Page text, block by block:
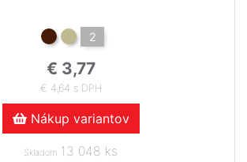
2
€ 3,77
€ 4,64 s DPH
Nákup variantov
Skladom 13 048 ks